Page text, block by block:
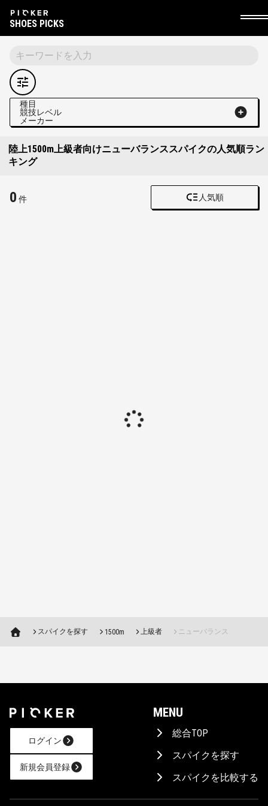
SHOES PICKS
種目
競技レベル
メーカー
陸上1500m上級者向けニューバランススパイクの人気順ラン
キング
0 件 人気順
AIに相談！
スパイクを探す 1500m 上級者 ニューバランス
ログイン
新規会員登録
MENU
総合TOP
スパイクを探す
スパイクを比較する